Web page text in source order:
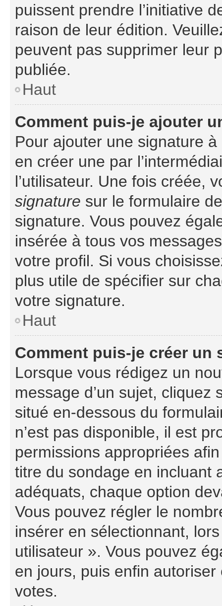
puissent prendre l’initiative
raison de leur édition.
peuvent pas supprimer leur
publiée.
Haut
Comment puis-je ajouter
Pour ajouter une signature
en créer une par
l’utilisateur. Une fois créée,
signature sur le formulaire
signature. Vous pouvez
insérée à tous vos
votre profil. Si vous
plus utile de spécifier sur
votre signature.
Haut
Comment puis-je créer un
Lorsque vous rédigez un
message d’un sujet, cliquez
situé en-dessous du
n’est pas disponible, il est
permissions appropriées
titre du sondage en incluant
adéquats, chaque option
Vous pouvez régler le
insérer en sélectionnant,
utilisateur ». Vous pouvez
en jours, puis enfin
votes.